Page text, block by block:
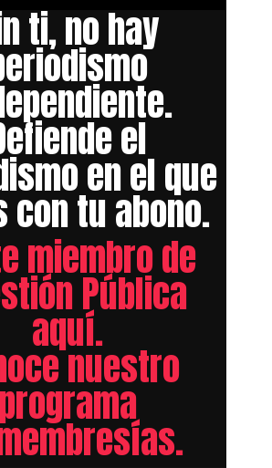
ti, no hay
el
en el que
con tu abono.
miembro de
Pública
aquí.
nuestro
programa